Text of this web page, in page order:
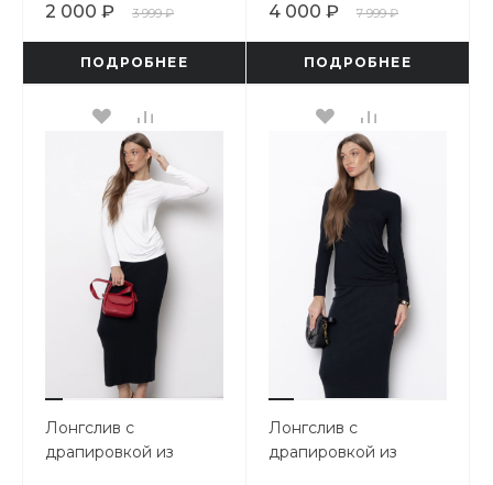
2 000 ₽ 3 999 ₽
ПОДРОБНЕЕ
4 000 ₽ 7 999 ₽
ПОДРОБНЕЕ
Лонгслив с
драпировкой из
Лонгслив с
драпировкой из